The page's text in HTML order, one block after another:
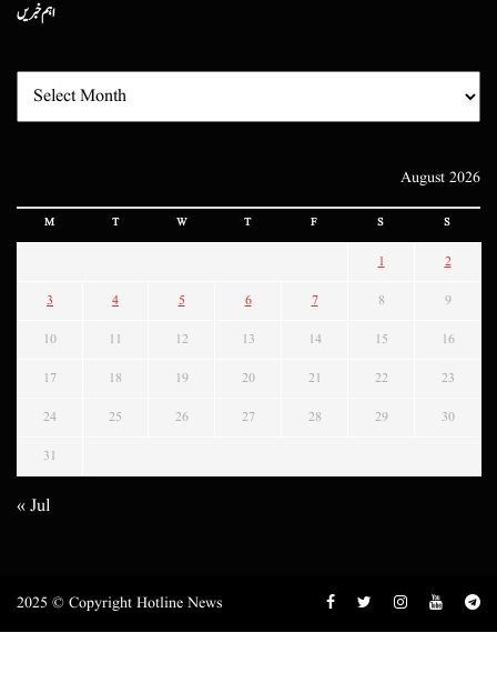
اہم خبریں
August 2026
M T W T F S S
1 2
3 4 5 6 7 8 9
10 11 12 13 14 15 16
17 18 19 20 21 22 23
24 25 26 27 28 29 30
31
« Jul
2025 © Copyright Hotline News